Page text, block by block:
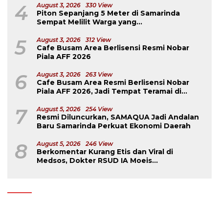
4 August 3, 2026 330 View
Piton Sepanjang 5 Meter di Samarinda
Sempat Melilit Warga yang
5 August 3, 2026 312 View
Cafe Busam Area Berlisensi Resmi Nobar
Piala AFF 2026
6 August 3, 2026 263 View
Cafe Busam Area Resmi Berlisensi Nobar
Piala AFF 2026, Jadi Tempat Teramai di
7 August 5, 2026 254 View
Resmi Diluncurkan, SAMAQUA Jadi Andalan
Baru Samarinda Perkuat Ekonomi Daerah
8 August 5, 2026 246 View
Berkomentar Kurang Etis dan Viral di
Medsos, Dokter RSUD IA Moeis